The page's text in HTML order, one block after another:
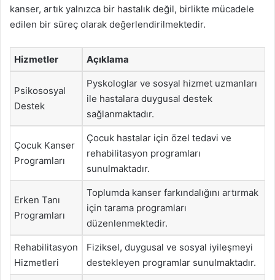
kanser, artık yalnızca bir hastalık değil, birlikte mücadele
edilen bir süreç olarak değerlendirilmektedir.
Hizmetler Açıklama
Psikososyal
Destek
Pyskologlar ve sosyal hizmet uzmanları
ile hastalara duygusal destek
sağlanmaktadır.
Çocuk Kanser
Programları
Çocuk hastalar için özel tedavi ve
rehabilitasyon programları
sunulmaktadır.
Erken Tanı
Programları
Toplumda kanser farkındalığını artırmak
için tarama programları
düzenlenmektedir.
Rehabilitasyon
Hizmetleri
Fiziksel, duygusal ve sosyal iyileşmeyi
destekleyen programlar sunulmaktadır.